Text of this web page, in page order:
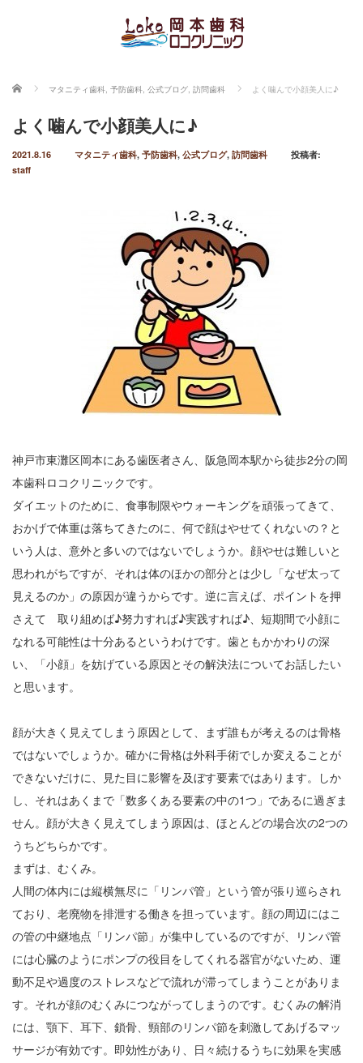
ホーム マタニティ歯科, 予防歯科, 公式ブログ, 訪問歯科 よく噛んで小顔美人に♪
よく噛んで小顔美人に♪
2021.8.16 マタニティ歯科, 予防歯科, 公式ブログ, 訪問歯科
投稿者:
staff
神戸市東灘区岡本にある歯医者さん、阪急岡本駅から徒歩2分の岡
本歯科ロコクリニックです。
ダイエットのために、食事制限やウォーキングを頑張ってきて、
おかげで体重は落ちてきたのに、何で顔はやせてくれないの？と
いう人は、意外と多いのではないでしょうか。顔やせは難しいと
思われがちですが、それは体のほかの部分とは少し「なぜ太って
見えるのか」の原因が違うからです。逆に言えば、ポイントを押
さえて 取り組めば♪努力すれば♪実践すれば♪、短期間で小顔に
なれる可能性は十分あるというわけです。歯ともかかわりの深
い、「小顔」を妨げている原因とその解決法についてお話したい
と思います。
顔が大きく見えてしまう原因として、まず誰もが考えるのは骨格
ではないでしょうか。確かに骨格は外科手術でしか変えることが
できないだけに、見た目に影響を及ぼす要素ではあります。しか
し、それはあくまで「数多くある要素の中の1つ」であるに過ぎま
せん。顔が大きく見えてしまう原因は、ほとんどの場合次の2つの
うちどちらかです。
まずは、むくみ。
人間の体内には縦横無尽に「リンパ管」という管が張り巡らされ
ており、老廃物を排泄する働きを担っています。顔の周辺にはこ
の管の中継地点「リンパ節」が集中しているのですが、リンパ管
には心臓のようにポンプの役目をしてくれる器官がないため、運
動不足や過度のストレスなどで流れが滞ってしまうことがありま
す。それが顔のむくみにつながってしまうのです。むくみの解消
には、顎下、耳下、鎖骨、頸部のリンパ節を刺激してあげるマッ
サージが有効です。即効性があり、日々続けるうちに効果を実感